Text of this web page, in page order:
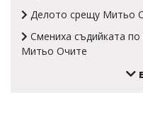
тях!
Ако
откриете
обиден
Делото срещу Митьо
Смениха съдийката
Митьо Очите